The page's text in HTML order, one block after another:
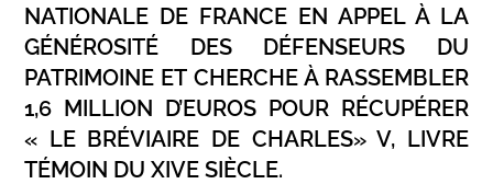
NATIONALE DE FRANCE EN APPEL À LA
GÉNÉROSITÉ DES DÉFENSEURS DU
PATRIMOINE ET CHERCHE À RASSEMBLER
1,6 MILLION D’EUROS POUR RÉCUPÉRER
« LE BRÉVIAIRE DE CHARLES» V, LIVRE
TÉMOIN DU XIVE SIÈCLE.